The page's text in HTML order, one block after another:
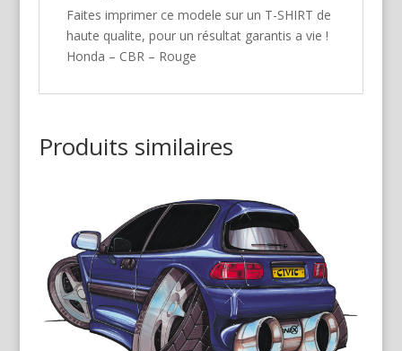
Faites imprimer ce modele sur un T-SHIRT de
haute qualite, pour un résultat garantis a vie !
Honda – CBR – Rouge
Produits similaires